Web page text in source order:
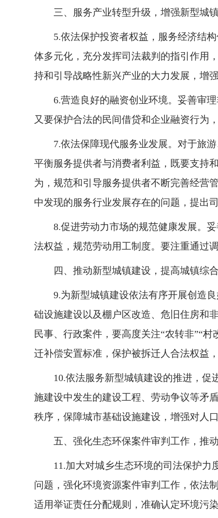
三、服务产业转型升级，增强新型城
5.依法保护投资者权益，服务经济结
体多元化，充分发挥司法裁判的指引作用
持和引导战略性新兴产业的大力发展，增
6.营造良好的融资创业环境。妥善审
又要保护合法的民间借贷和企业融资行为
7.依法保障现代服务业发展。对于旅
平衡服务提供者与消费者利益，既要支持
为，规范和引导服务提供者不断完善经营
中发现的服务行业发展存在的问题，提出
8.促进劳动力市场的规范健康发展。
法权益，规范劳动用工制度。要注重通过
四、推动新型城镇建设，提高城镇综
9.为新型城镇建设依法有序开展创造
础设施建设以及棚户区改造、危旧住房和
民事、行政案件，要高度关注“农转非”“
迁补偿安置标准，保护被拆迁人合法权益
10.依法服务新型城镇建设的推进，促
施建设中发生的建设工程、劳动争议等矛
秩序，保障城市基础设施建设，增强对人
五、强化生态环保案件审判工作，推
11.加大对城乡生态环境的司法保护力
问题，强化环境资源案件审判工作，依法
适用举证责任分配规则，准确认定环境污